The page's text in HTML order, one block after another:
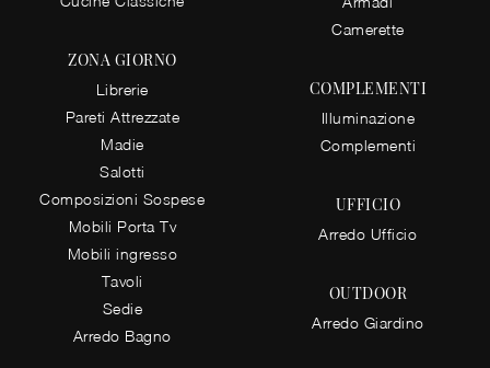
ZONA GIORNO
Librerie
Pareti Attrezzate
Madie
Salotti
Composizioni Sospese
Mobili Porta Tv
Mobili ingresso
Tavoli
Sedie
Arredo Bagno
Camerette
COMPLEMENTI
Illuminazione
Complementi
UFFICIO
Arredo Ufficio
OUTDOOR
Arredo Giardino